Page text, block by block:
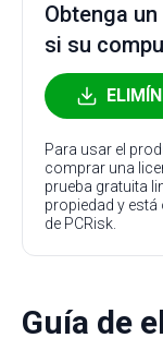
Obtenga
si su
Para usar el
comprar una
prueba gratuita
propiedad y
de PCRisk.
Guía de